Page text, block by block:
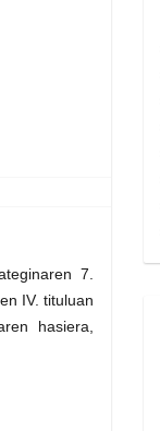
7.
IV. tituluan
hasiera,